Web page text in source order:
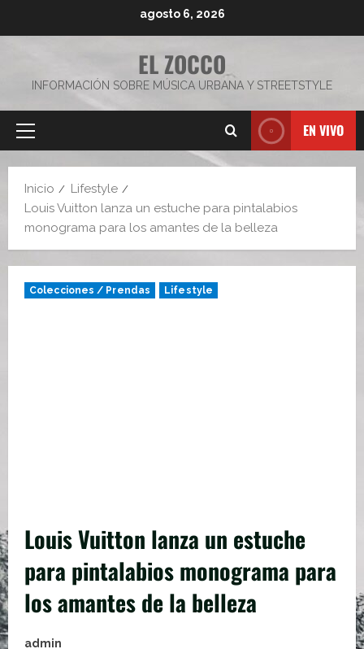
agosto 6, 2026
EL ZOCCO
INFORMACIÓN SOBRE MÚSICA URBANA Y STREETSTYLE
Menú
EN VIVO
Inicio
Lifestyle
Louis Vuitton lanza un estuche para pintalabios
monograma para los amantes de la belleza
Colecciones / Prendas Lifestyle
Louis Vuitton lanza un estuche
para pintalabios monograma para
los amantes de la belleza
admin